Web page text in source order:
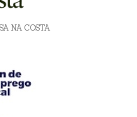
NA COSTA